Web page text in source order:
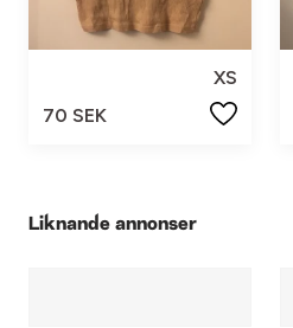
XS
70 SEK
Liknande annonser